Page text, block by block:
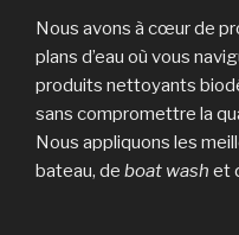
Nous avons à cœur de
plans d’eau où vous
produits nettoyants
sans compromettre la
Nous appliquons les
bateau, de boat wash et